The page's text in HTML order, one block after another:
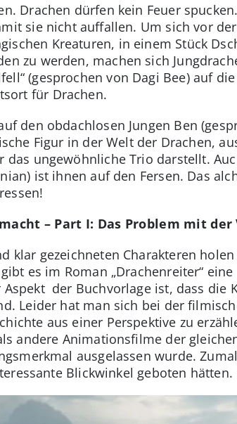
Drachen dürfen kein Feuer
sie nicht auffallen. Um sich vor
Kreaturen, in einem Stück
zu werden, machen sich
(gesprochen von Dagi Bee) auf
für Drachen.
den obdachlosen Jungen Ben
Figur in der Welt der Drachen,
das ungewöhnliche Trio darstellt.
ist ihnen auf den Fersen. Das
– Part I: Das Problem mit der
klar gezeichneten Charakteren
es im Roman „Drachenreiter“
der Buchvorlage ist, dass die
Leider hat man sich bei der
aus einer Perspektive zu
andere Animationsfilme der
ausgelassen wurde.
Blickwinkel geboten hätten.